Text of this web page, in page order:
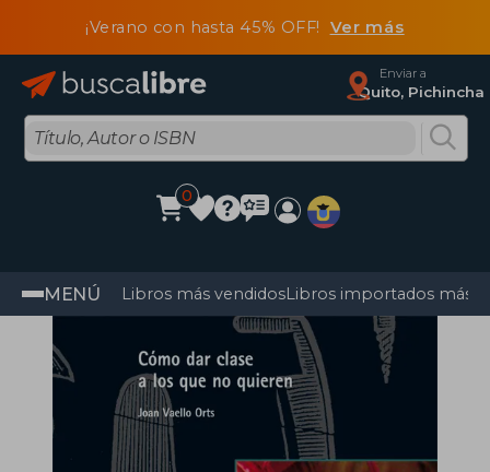
¡Verano con hasta 45% OFF! Ver más
Enviar a
Quito, Pichincha
0
MENÚ Libros más vendidosLibros importados más